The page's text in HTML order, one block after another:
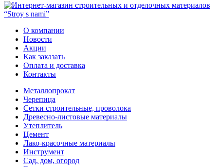
О компании
Новости
Акции
Как заказать
Оплата и доставка
Контакты
Металлопрокат
Черепица
Сетки строительные, проволока
Древесно-листовые материалы
Утеплитель
Цемент
Лако-красочные материалы
Инструмент
Сад, дом, огород